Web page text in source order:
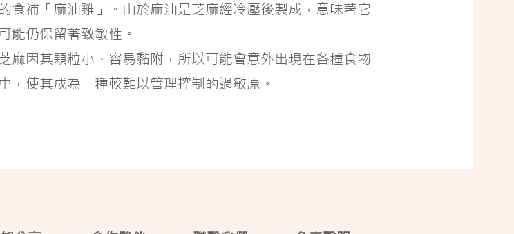
的食補「麻油雞」。由於麻油是芝麻經冷壓後製成，意味著它
能仍保留著致敏性。
麻因其顆粒小、容易黏附，所以可能會意外出現在各種食物
中，使其成為一種較難以管理控制的過敏原。